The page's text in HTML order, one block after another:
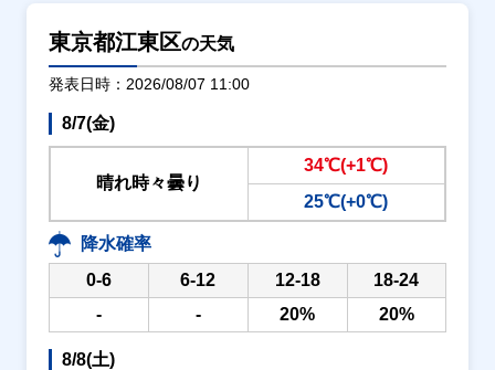
東京都江東区の天気
発表日時：2026/08/07 11:00
8/7(金)
晴れ時々曇り
34℃(+1℃)
25℃(+0℃)
降水確率
0-6
6-12 12-18
18-24
-
- 20% 20%
8/8(土)